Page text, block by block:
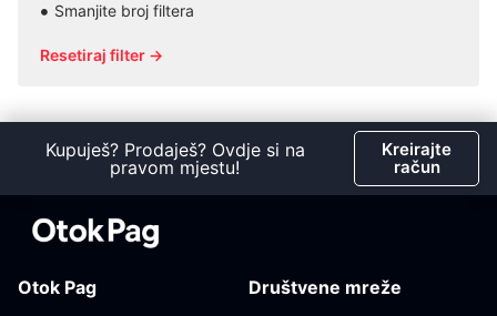
Smanjite broj filtera
Resetiraj filter →
Kupuješ? Prodaješ? Ovdje si na
pravom mjestu!
Kreirajte
račun
Otok Pag Društvene mreže